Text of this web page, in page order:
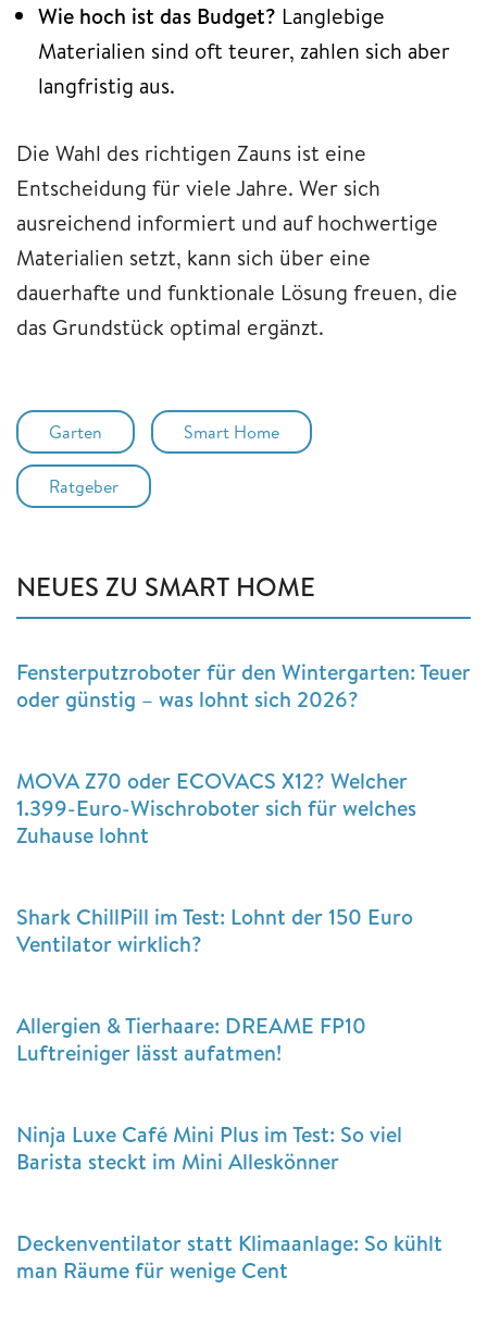
Wie hoch ist das Budget? Langlebige
Materialien sind oft teurer, zahlen sich aber
langfristig aus.
Die Wahl des richtigen Zauns ist eine
Entscheidung für viele Jahre. Wer sich
ausreichend informiert und auf hochwertige
Materialien setzt, kann sich über eine
dauerhafte und funktionale Lösung freuen, die
das Grundstück optimal ergänzt.
Garten Smart Home
Ratgeber
NEUES ZU SMART HOME
Fensterputzroboter für den Wintergarten: Teuer
oder günstig – was lohnt sich 2026?
MOVA Z70 oder ECOVACS X12? Welcher
1.399-Euro-Wischroboter sich für welches
Zuhause lohnt
Shark ChillPill im Test: Lohnt der 150 Euro
Ventilator wirklich?
Allergien & Tierhaare: DREAME FP10
Luftreiniger lässt aufatmen!
Ninja Luxe Café Mini Plus im Test: So viel
Barista steckt im Mini Alleskönner
Deckenventilator statt Klimaanlage: So kühlt
man Räume für wenige Cent